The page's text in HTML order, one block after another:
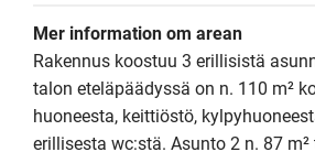
Mer information om arean
Rakennus koostuu 3 erillisistä
talon eteläpäädyssä on n. 110 m²
huoneesta, keittiöstö,
erillisesta wc:stä. Asunto 2 n. 87